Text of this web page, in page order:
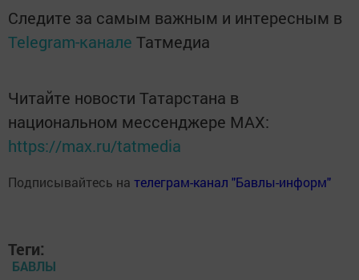
Следите за самым важным и интересным в
Telegram-канале Татмедиа
Читайте новости Татарстана в
национальном мессенджере MАХ:
https://max.ru/tatmedia
Подписывайтесь на телеграм-канал "Бавлы-информ"
Теги:
БАВЛЫ